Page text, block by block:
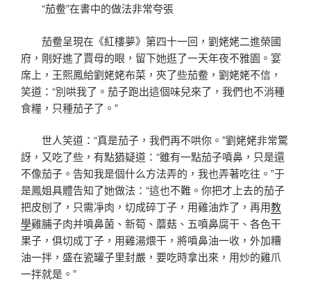
“茄鲞”在書中的做法非常夸張
茄鲞呈現在《紅樓夢》第四十一回，劉姥姥二進榮國
府，剛好進了賈母的眼，留下她逛了一天年夜不雅園。宴
席上，王熙鳳給劉姥姥布菜，夾了些茄鲞，劉姥姥不信，
笑道：“別哄我了。茄子跑出這個味兒來了，我們也不消種
食糧，只種茄子了。”
世人笑道：“真是茄子，我們再不哄你。”劉姥姥非常驚
訝，又吃了些，有點猶疑道：“雖有一點茄子噴鼻，只是還
不像茄子。告知我是個什么方法弄的，我也弄著吃往。”于
是鳳姐具體告知了她做法：“這也不難。你把才上去的茄子
把皮刨了，只需凈肉，切成碎丁子，用雞油炸了，再用教
學雞脯子肉并噴鼻菌、新筍、蘑菇、五噴鼻腐干、各色干
果子，俱切成丁子，用雞湯煨干，將噴鼻油一收，外加糟
油一拌，盛在瓷罐子里封嚴，要吃時拿出來，用炒的雞爪
一拌就是。”